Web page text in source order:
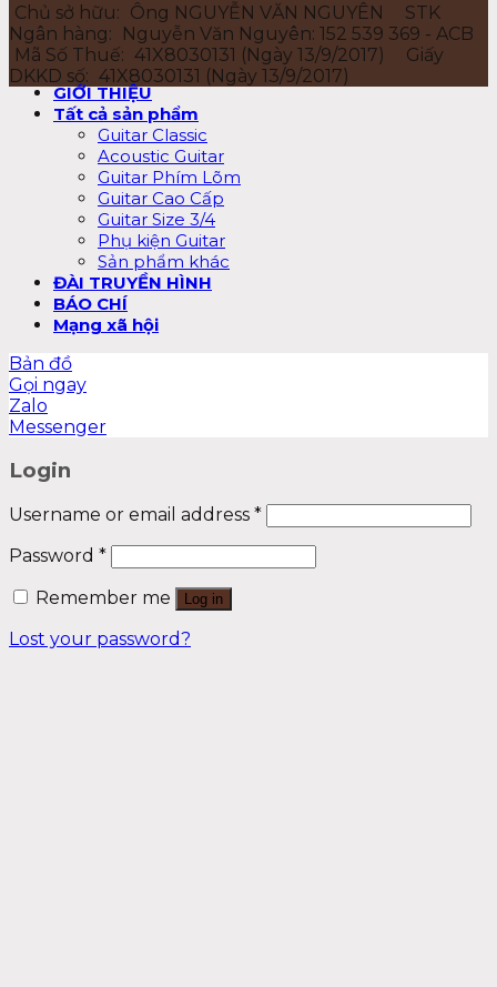
Chủ sở hữu: Ông NGUYỄN VĂN NGUYÊN
STK
Ngân hàng:
Nguyễn Văn Nguyên: 152 539 369 - ACB
Mã Số Thuế: 41X8030131 (Ngày 13/9/2017)
Giấy
DKKD số: 41X8030131 (Ngày 13/9/2017)
GIỚI THIỆU
Tất cả sản phẩm
Guitar Classic
Acoustic Guitar
Guitar Phím Lõm
Guitar Cao Cấp
Guitar Size 3/4
Phụ kiện Guitar
Sản phẩm khác
ĐÀI TRUYỀN HÌNH
BÁO CHÍ
Mạng xã hội
Bản đồ
Gọi ngay
Zalo
Messenger
Login
Username or email address *
Password *
Remember me
Log in
Lost your password?